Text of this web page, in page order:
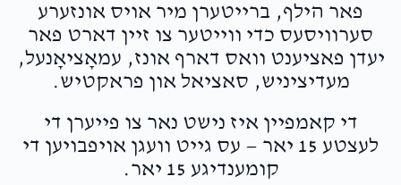
פאר הילף, ברייטערן מיר אויס אונזערע
סערוויסעס כדי ווייטער צו זיין דארט פאר
יעדן פאציענט וואס דארף אונז, עמאָציאָנעל,
מעדיציניש, סאציאל און פראקטיש.
די קאמפיין איז נישט נאר צו פייערן די
לעצטע 15 יאר — עס גייט וועגן אויפבויען די
קומענדיגע 15 יאר.